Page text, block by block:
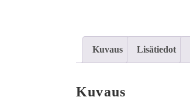
Kuvaus Lisätiedot
Kuvaus